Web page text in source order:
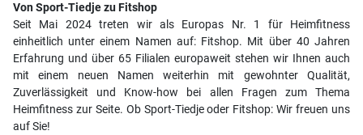
Von Sport-Tiedje zu Fitshop
Seit Mai 2024 treten wir als Europas Nr. 1 für Heimfitness
einheitlich unter einem Namen auf: Fitshop. Mit über 40 Jahren
Erfahrung und über 65 Filialen europaweit stehen wir Ihnen auch
mit einem neuen Namen weiterhin mit gewohnter Qualität,
Zuverlässigkeit und Know-how bei allen Fragen zum Thema
Heimfitness zur Seite. Ob Sport-Tiedje oder Fitshop: Wir freuen uns
auf Sie!